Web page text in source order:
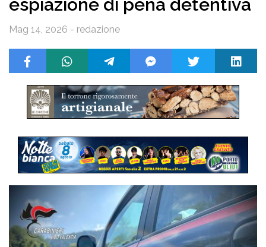
espiazione di pena detentiva
Mag 14, 2026 - redazione